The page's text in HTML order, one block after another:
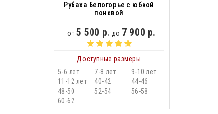
Рубаха Белогорье с юбкой
поневой
от 5 500 р. до 7 900 р.
Доступные размеры
5-6 лет
7-8 лет
9-10 лет
11-12 лет
40-42
44-46
48-50
52-54
56-58
60-62